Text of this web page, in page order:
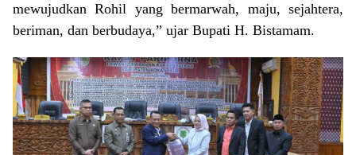
mewujudkan Rohil yang bermarwah, maju, sejahtera,
beriman, dan berbudaya,” ujar Bupati H. Bistamam.